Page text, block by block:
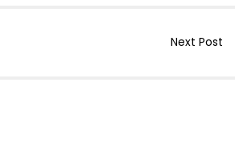
Next Post